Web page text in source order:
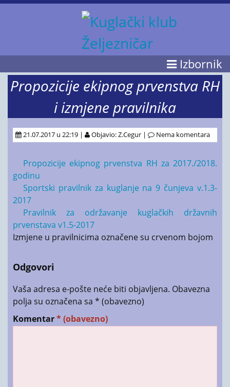
Izbornik
Propozicije ekipnog prvenstva RH
i izmjene pravilnika
21.07.2017 u 22:19 | Objavio: Z.Cegur | Nema komentara
Propozicije ekipnog prvenstva RH za 2017./2018.
godinu
Sportski pravilnik za kuglanje na 9 čunjeva v.1.3-
2017
Pravilnik za održavanje kuglačkih državnih
prvenstava v1.5-2017
Izmjene u pravilnicima označene su crvenom bojom
Odgovori
Vaša adresa e-pošte neće biti objavljena. Obavezna
polja su označena sa * (obavezno)
Komentar* (obavezno)